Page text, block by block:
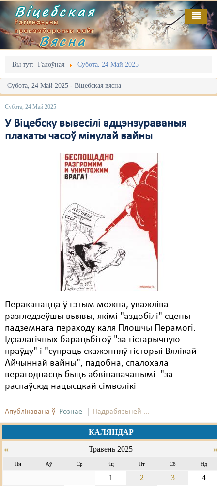
Віцебская
Рэгіянальны
праваабарончы сайт
Вясна
Вы тут: Галоўная Субота, 24 Май 2025
Субота, 24 Май 2025 - Віцебская вясна
Субота, 24 Май 2025
У Віцебску вывесілі адцэнзураваныя
плакаты часоў мінулай вайны
Пераканацца ў гэтым можна, уважліва
разгледзеўшы выявы, якімі "аздобілі" сцены
падземнага пераходу каля Плошчы Перамогі.
Ідэалагічных барацьбітоў "за гістарычную
праўду" і "супраць скажэнняў гісторыі Вялікай
Айчыннай вайны", падобна, спалохала
верагоднасць быць абвінавачанымі "за
распаўсюд нацысцкай сімволікі
Апублікавана ў Рознае Падрабязьней ...
КАЛЯНДАР
« Травень 2025
Пн Аў Ср Чц Пт Сб Нд
1 2 3
4
Галоўная
Адміністрацыйны перасьлед
Акцыі
Выбары
Грамадзянскія ініцыятывы
Карная псыхіятрыя
Культурныя правы
Мігранты
Мірныя сходы
Палітвязьні
Праваабаронцы
Правы дзіцяці
Пэнітэнцыярная сыстэма
Распальваньне варожасьці
Выданьні
Відэа
Пра нас
RSS